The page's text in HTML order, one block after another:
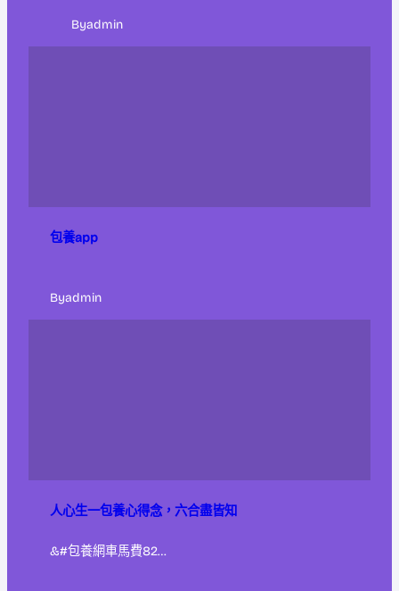
Byadmin
包養app
Byadmin
人心生一包養心得念，六合盡皆知
&#包養網車馬費82…